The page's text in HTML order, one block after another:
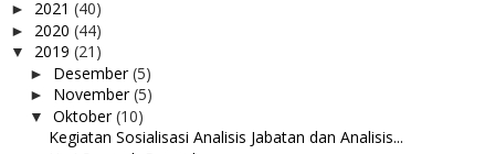
► 2021 (40)
► 2020 (44)
▼ 2019 (21)
► Desember(5)
► November(5)
▼ Oktober(10)
Kegiatan Sosialisasi Analisis Jabatan dan Analisis...